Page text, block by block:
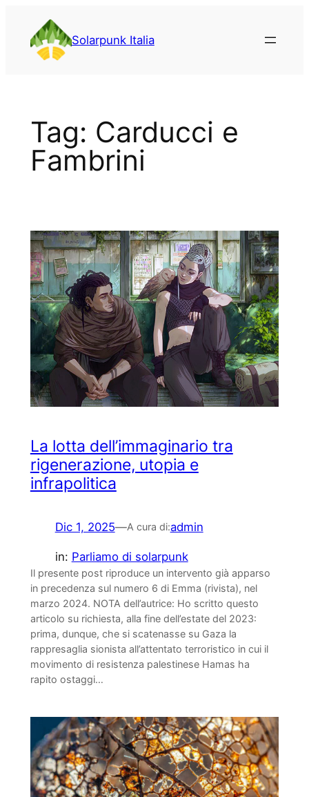
contenuto
Solarpunk Italia
Tag: Carducci e
Fambrini
La lotta dell’immaginario tra
rigenerazione, utopia e
infrapolitica
Dic 1, 2025—A cura di:admin
in: Parliamo di solarpunk
Il presente post riproduce un intervento già apparso
in precedenza sul numero 6 di Emma (rivista), nel
marzo 2024. NOTA dell’autrice: Ho scritto questo
articolo su richiesta, alla fine dell’estate del 2023:
prima, dunque, che si scatenasse su Gaza la
rappresaglia sionista all’attentato terroristico in cui il
movimento di resistenza palestinese Hamas ha
rapito ostaggi…